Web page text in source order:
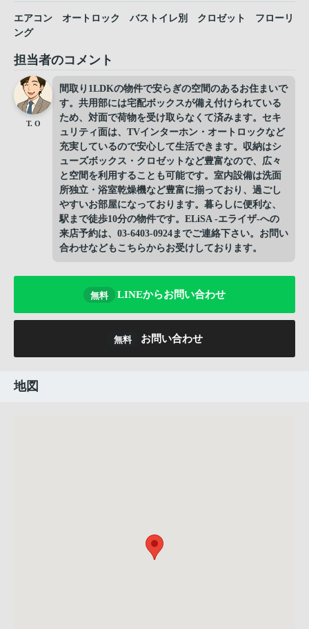
エアコン オートロック バストイレ別 クロゼット
フローリ
ング
担当者のコメント
T. O
間取り1LDKの物件で安らぎの空間のあるお住まいで
す。共用部には宅配ボックスが備え付けられている
ため、対面で荷物を受け取らなくて済みます。セキ
ュリティ面は、TVインターホン・オートロックなど
充実しているので安心して生活できます。収納はシ
ューズボックス・クロゼットなど豊富なので、広々
と空間を利用することも可能です。室内設備は洗面
所独立・浴室乾燥機など豊富に揃っており、過ごし
やすいお部屋になっております。暮らしに便利な、
駅まで徒歩10分の物件です。ELiSA -エライザ-への
来店予約は、03-6403-0924までご連絡下さい。お問い
合わせなどもこちらからお受けしております。
無料 LINEからお問い合わせ
無料 お問い合わせ
地図